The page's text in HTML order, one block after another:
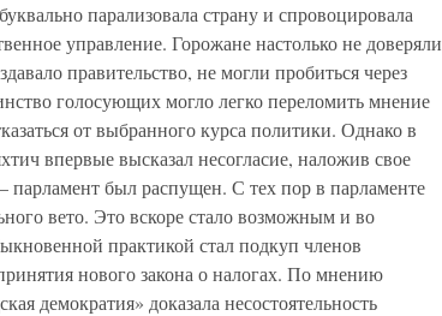
парализовала страну и спровоцировала
управление. Горожане настолько не доверяли
правительство, не могли пробиться через
голосующих могло легко переломить мнение
от выбранного курса политики. Однако в
впервые высказал несогласие, наложив свое
парламент был распущен. С тех пор в парламенте
вето. Это вскоре стало возможным и во
практикой стал подкуп членов
нового закона о налогах. По мнению
демократия» доказала несостоятельность